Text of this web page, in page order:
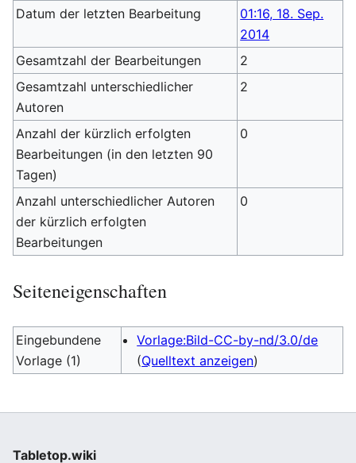
Datum der letzten Bearbeitung
01:16, 18. Sep.
2014
Gesamtzahl der Bearbeitungen
2
Gesamtzahl unterschiedlicher
Autoren
2
Anzahl der kürzlich erfolgten
Bearbeitungen (in den letzten 90
Tagen)
0
Anzahl unterschiedlicher Autoren
der kürzlich erfolgten
Bearbeitungen
0
Seiteneigenschaften
Eingebundene
Vorlage (1)
Vorlage:Bild-CC-by-nd/3.0/de
(Quelltext anzeigen)
Tabletop.wiki